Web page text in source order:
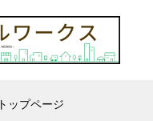
トップページ